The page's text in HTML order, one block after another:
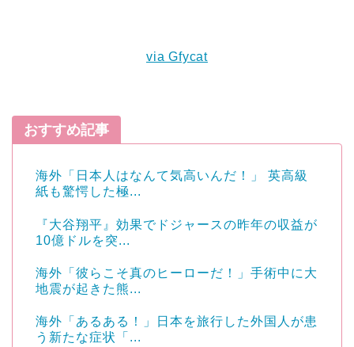
via Gfycat
おすすめ記事
海外「日本人はなんて気高いんだ！」 英高級
紙も驚愕した極...
『大谷翔平』効果でドジャースの昨年の収益が
10億ドルを突...
海外「彼らこそ真のヒーローだ！」手術中に大
地震が起きた熊...
海外「あるある！」日本を旅行した外国人が患
う新たな症状「...